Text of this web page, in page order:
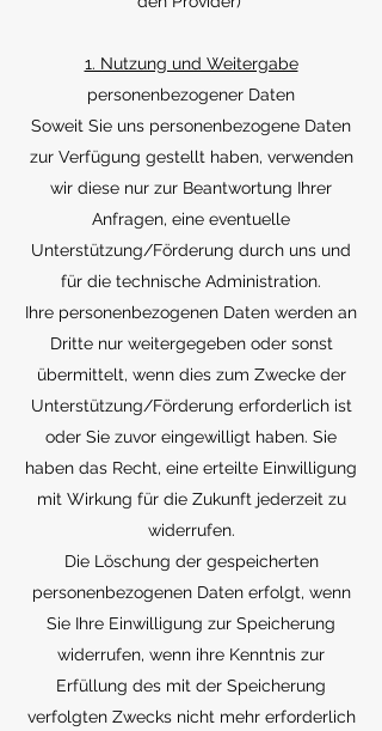
1. Nutzung und Weitergabe
personenbezogener Daten
Soweit Sie uns personenbezogene Daten
zur Verfügung gestellt haben, verwenden
wir diese nur zur Beantwortung Ihrer
Anfragen, eine eventuelle
Unterstützung/Förderung durch uns und
für die technische Administration.
Ihre personenbezogenen Daten werden an
Dritte nur weitergegeben oder sonst
übermittelt, wenn dies zum Zwecke der
Unterstützung/Förderung erforderlich ist
oder Sie zuvor eingewilligt haben. Sie
haben das Recht, eine erteilte Einwilligung
mit Wirkung für die Zukunft jederzeit zu
widerrufen.
Die Löschung der gespeicherten
personenbezogenen Daten erfolgt, wenn
Sie Ihre Einwilligung zur Speicherung
widerrufen, wenn ihre Kenntnis zur
Erfüllung des mit der Speicherung
verfolgten Zwecks nicht mehr erforderlich